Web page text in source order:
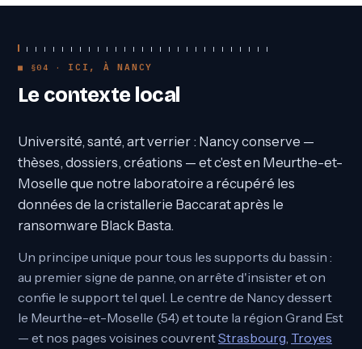
ICI, À NANCY
Le contexte local
Université, santé, art verrier : Nancy conserve —
thèses, dossiers, créations — et c'est en Meurthe-et-
Moselle que notre laboratoire a récupéré les
données de la cristallerie Baccarat après le
ransomware Black Basta.
Un principe unique pour tous les supports du bassin :
au premier signe de panne, on arrête d'insister et on
confie le support tel quel. Le centre de Nancy dessert
le Meurthe-et-Moselle (54) et toute la région Grand Est
— et nos pages voisines couvrentStrasbourg, Troyes